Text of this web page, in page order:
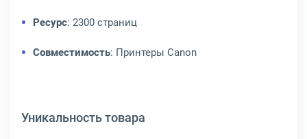
Ресурс: 2300 страниц
Совместимость: Принтеры Canon
Уникальность товара